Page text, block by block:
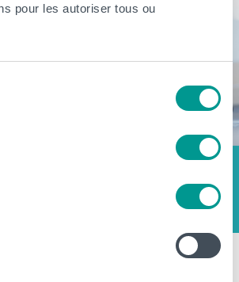
pour les autoriser tous ou